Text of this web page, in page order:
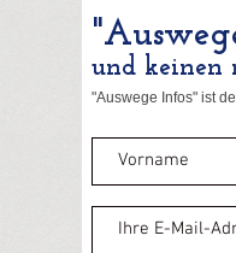
und keinen
"Auswege Infos" ist